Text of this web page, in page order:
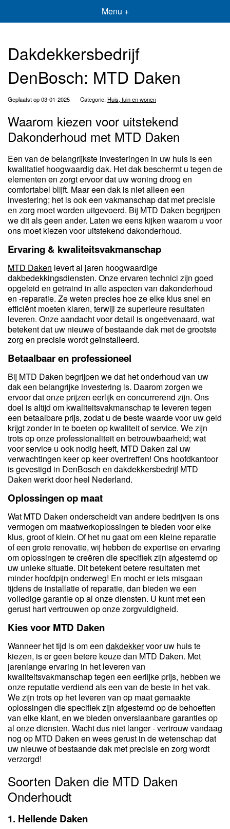
Menu +
Dakdekkersbedrijf
DenBosch: MTD Daken
Geplaatst op 03-01-2025 Categorie: Huis, tuin en wonen
Waarom kiezen voor uitstekend
Dakonderhoud met MTD Daken
Een van de belangrijkste investeringen in uw huis is een
kwalitatief hoogwaardig dak. Het dak beschermt u tegen de
elementen en zorgt ervoor dat uw woning droog en
comfortabel blijft. Maar een dak is niet alleen een
investering; het is ook een vakmanschap dat met precisie
en zorg moet worden uitgevoerd. Bij MTD Daken begrijpen
we dit als geen ander. Laten we eens kijken waarom u voor
ons moet kiezen voor uitstekend dakonderhoud.
Ervaring & kwaliteitsvakmanschap
MTD Daken levert al jaren hoogwaardige
dakbedekkingsdiensten. Onze ervaren technici zijn goed
opgeleid en getraind in alle aspecten van dakonderhoud
en -reparatie. Ze weten precies hoe ze elke klus snel en
efficiënt moeten klaren, terwijl ze superieure resultaten
leveren. Onze aandacht voor detail is ongeëvenaard, wat
betekent dat uw nieuwe of bestaande dak met de grootste
zorg en precisie wordt geïnstalleerd.
Betaalbaar en professioneel
Bij MTD Daken begrijpen we dat het onderhoud van uw
dak een belangrijke investering is. Daarom zorgen we
ervoor dat onze prijzen eerlijk en concurrerend zijn. Ons
doel is altijd om kwaliteitsvakmanschap te leveren tegen
een betaalbare prijs, zodat u de beste waarde voor uw geld
krijgt zonder in te boeten op kwaliteit of service. We zijn
trots op onze professionaliteit en betrouwbaarheid; wat
voor service u ook nodig heeft, MTD Daken zal uw
verwachtingen keer op keer overtreffen! Ons hoofdkantoor
is gevestigd in DenBosch en dakdekkersbedrijf MTD
Daken werkt door heel Nederland.
Oplossingen op maat
Wat MTD Daken onderscheidt van andere bedrijven is ons
vermogen om maatwerkoplossingen te bieden voor elke
klus, groot of klein. Of het nu gaat om een kleine reparatie
of een grote renovatie, wij hebben de expertise en ervaring
om oplossingen te creëren die specifiek zijn afgestemd op
uw unieke situatie. Dit betekent betere resultaten met
minder hoofdpijn onderweg! En mocht er iets misgaan
tijdens de installatie of reparatie, dan bieden we een
volledige garantie op al onze diensten. U kunt met een
gerust hart vertrouwen op onze zorgvuldigheid.
Kies voor MTD Daken
Wanneer het tijd is om een dakdekkervoor uw huis te
kiezen, is er geen betere keuze dan MTD Daken. Met
jarenlange ervaring in het leveren van
kwaliteitsvakmanschap tegen een eerlijke prijs, hebben we
onze reputatie verdiend als een van de beste in het vak.
We zijn trots op het leveren van op maat gemaakte
oplossingen die specifiek zijn afgestemd op de behoeften
van elke klant, en we bieden onverslaanbare garanties op
al onze diensten. Wacht dus niet langer - vertrouw vandaag
nog op MTD Daken en wees gerust in de wetenschap dat
uw nieuwe of bestaande dak met precisie en zorg wordt
verzorgd!
Soorten Daken die MTD Daken
Onderhoudt
1. Hellende Daken